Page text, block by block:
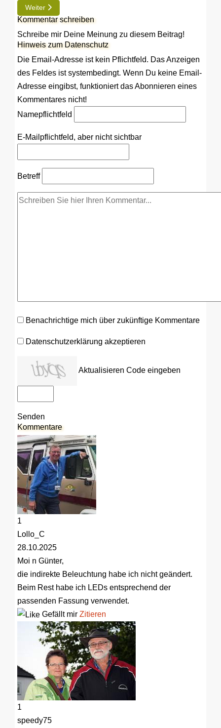
Nächster Beitrag: TIP | DIY Entwässerung für das
Weiter
Kommentar schreiben
Schreibe mir Deine Meinung zu diesem Beitrag!
Hinweis zum Datenschutz
Die Email-Adresse ist kein Pflichtfeld. Das Anzeigen
des Feldes ist systembedingt. Wenn Du keine Email-
Adresse eingibst, funktioniert das Abonnieren eines
Kommentares nicht!
Namepflichtfeld
E-Mail pflichtfeld, aber nicht sichtbar
Betreff
Benachrichtige mich über zukünftige Kommentare
Datenschutzerklärung akzeptieren
Aktualisieren Code eingeben
Senden
Kommentare
1
Lollo_C
28.10.2025
Moi n Günter,
die indirekte Beleuchtung habe ich nicht geändert.
Beim Rest habe ich LEDs entsprechend der
passenden Fassung verwendet.
Gefällt mir Zitieren
1
speedy75